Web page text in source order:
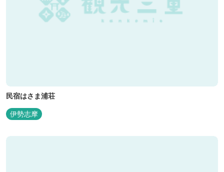
民宿はさま浦荘
伊勢志摩